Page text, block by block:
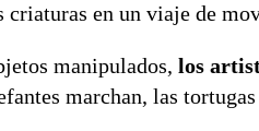
criaturas en un viaje de
manipulados, los
marchan, las